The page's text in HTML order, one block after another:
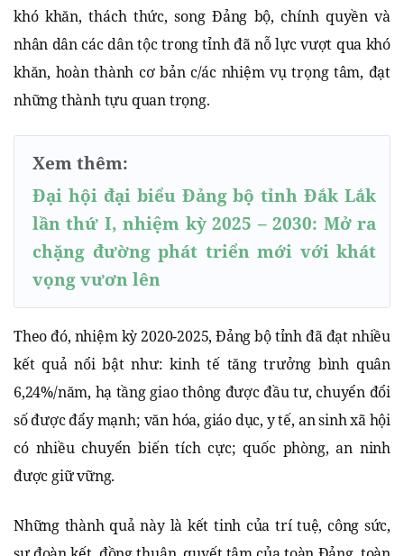
khó khăn, thách thức, song Đảng bộ, chính quyền và
nhân dân các dân tộc trong tỉnh đã nỗ lực vượt qua khó
khăn, hoàn thành cơ bản c/ác nhiệm vụ trọng tâm, đạt
những thành tựu quan trọng.
Xem thêm:
Đại hội đại biểu Đảng bộ tỉnh Đắk Lắk
lần thứ I, nhiệm kỳ 2025 – 2030: Mở ra
chặng đường phát triển mới với khát
vọng vươn lên
Theo đó, nhiệm kỳ 2020-2025, Đảng bộ tỉnh đã đạt nhiều
kết quả nổi bật như: kinh tế tăng trưởng bình quân
6,24%/năm, hạ tầng giao thông được đầu tư, chuyển đổi
số được đẩy mạnh; văn hóa, giáo dục, y tế, an sinh xã hội
có nhiều chuyển biến tích cực; quốc phòng, an ninh
được giữ vững.
Những thành quả này là kết tinh của trí tuệ, công sức,